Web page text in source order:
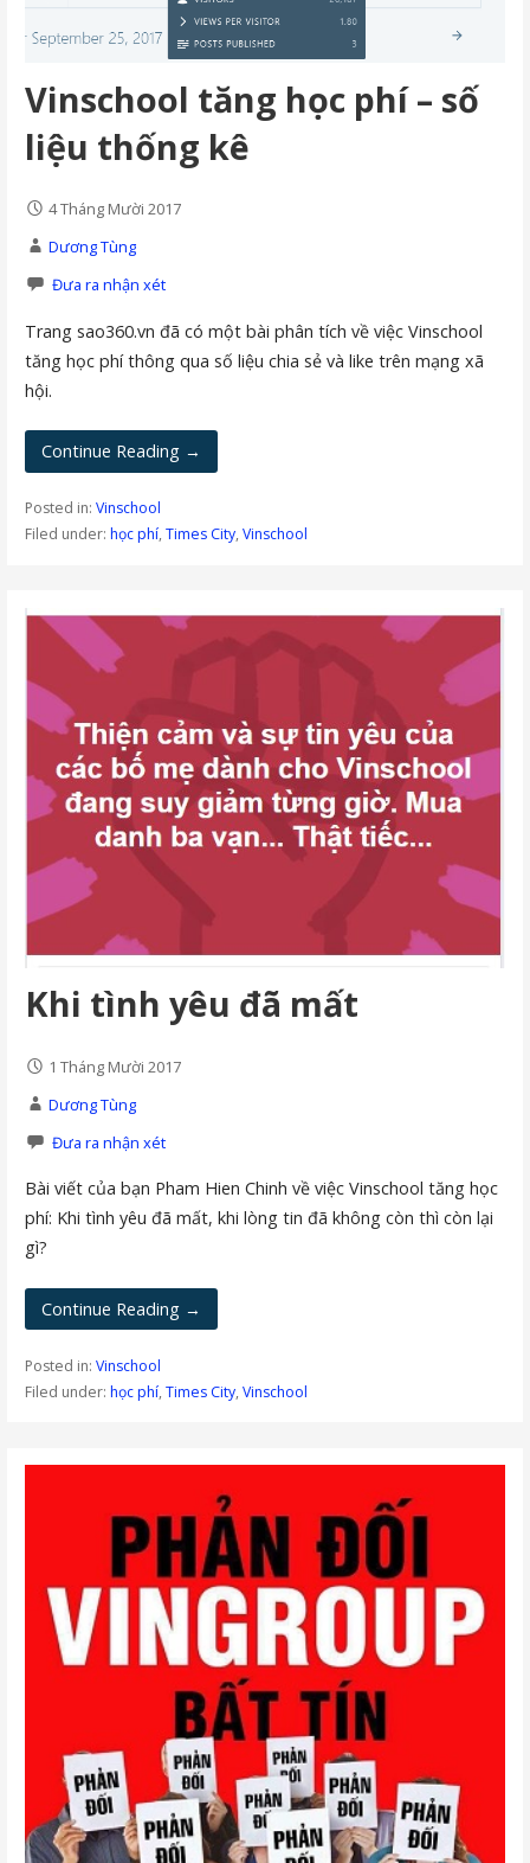
Vinschool tăng học phí – số
liệu thống kê
4 Tháng Mười 2017
Dương Tùng
Đưa ra nhận xét
Trang sao360.vn đã có một bài phân tích về việc Vinschool
tăng học phí thông qua số liệu chia sẻ và like trên mạng xã
hội.
Continue Reading →
Posted in: Vinschool
Filed under: học phí, Times City, Vinschool
Khi tình yêu đã mất
1 Tháng Mười 2017
Dương Tùng
Đưa ra nhận xét
Bài viết của bạn Pham Hien Chinh về việc Vinschool tăng học
phí: Khi tình yêu đã mất, khi lòng tin đã không còn thì còn lại
gì?
Continue Reading →
Posted in: Vinschool
Filed under: học phí, Times City, Vinschool